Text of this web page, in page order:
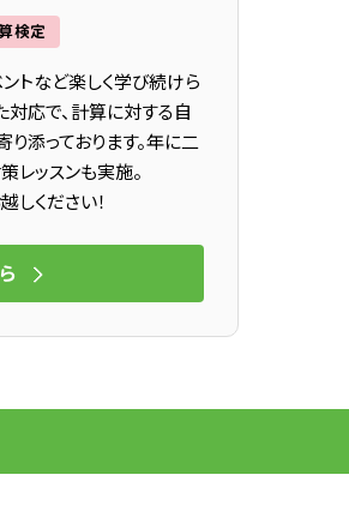
検定
トなど楽しく学び続けら
対応で、計算に対する自
添っております。年に二
レッスンも実施。
しください！